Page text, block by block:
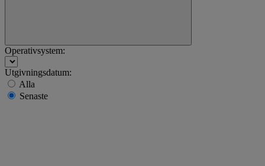
Operativsystem:
Utgivningsdatum:
Alla
Senaste